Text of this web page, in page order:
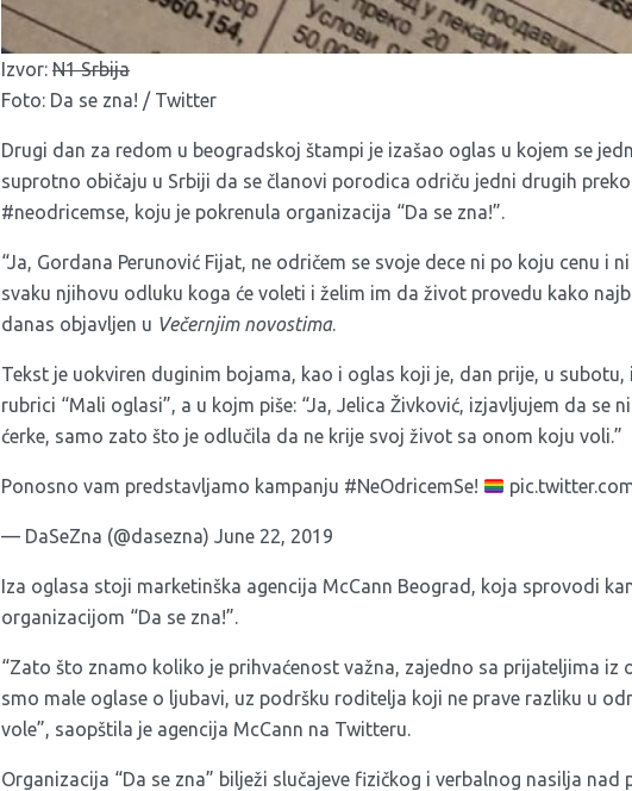
Izvor: N1 Srbija
Foto: Da se zna! / Twitter
Drugi dan za redom u beogradskoj štampi je izašao oglas u kojem se
suprotno običaju u Srbiji da se članovi porodica odriču jedni drugih
#neodricemse, koju je pokrenula organizacija “Da se zna!”.
“Ja, Gordana Perunović Fijat, ne odričem se svoje dece ni po koju cenu i
svaku njihovu odluku koga će voleti i želim im da život provedu kako
danas objavljen u Večernjim novostima.
Tekst je uokviren duginim bojama, kao i oglas koji je, dan prije, u
rubrici “Mali oglasi”, a u kojm piše: “Ja, Jelica Živković, izjavljujem da se
ćerke, samo zato što je odlučila da ne krije svoj život sa onom koju voli.”
Ponosno vam predstavljamo kampanju #NeOdricemSe!
— DaSeZna (@dasezna) June 22, 2019
Iza oglasa stoji marketinška agencija McCann Beograd, koja sprovodi
organizacijom “Da se zna!”.
“Zato što znamo koliko je prihvaćenost važna, zajedno sa prijateljima iz
smo male oglase o ljubavi, uz podršku roditelja koji ne prave razliku u
vole”, saopštila je agencija McCann na Twitteru.
Organizacija “Da se zna” bilježi slučajeve fizičkog i verbalnog nasilja nad